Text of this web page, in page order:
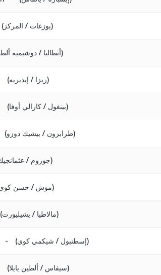
(يوزغات / المركز)
(أنطاليا / دوشيميه ألطي)
(ريزا / إيديريه)
(بينغول / كارالي أوفا)
(طرابزون / بيشيك دوزو)
(جوروم / عثمانجيك)
(موش / حسن كوي)
(مالاطيا / يشيليورت)
- (إسطنبول / شيكمي كوي)
(سيفاس / ألطين يايلا)